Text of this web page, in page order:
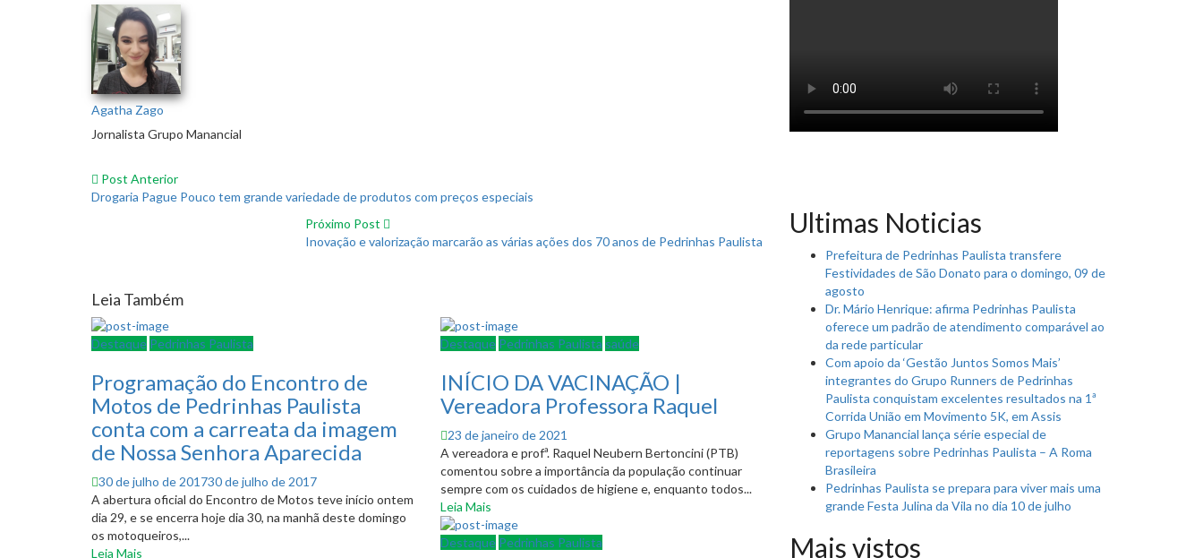
Agatha Zago
Jornalista Grupo Manancial
Post Anterior
Drogaria Pague Pouco tem grande variedade de produtos com preços especiais
Próximo Post
Inovação e valorização marcarão as várias ações dos 70 anos de Pedrinhas Paulista
Leia Também
Destaque Pedrinhas Paulista
Programação do Encontro de
Motos de Pedrinhas Paulista
conta com a carreata da imagem
de Nossa Senhora Aparecida
Posted
on
30 de julho de 201730 de julho de 2017
A abertura oficial do Encontro de Motos teve início ontem
dia 29, e se encerra hoje dia 30, na manhã deste domingo
os motoqueiros,...
Leia Mais
Destaque Pedrinhas Paulista saúde
INÍCIO DA VACINAÇÃO |
Vereadora Professora Raquel
Posted
on
23 de janeiro de 2021
A vereadora e profª. Raquel Neubern Bertoncini (PTB)
comentou sobre a importância da população continuar
sempre com os cuidados de higiene e, enquanto todos...
Leia Mais
Destaque Pedrinhas Paulista
Ultimas Noticias
Prefeitura de Pedrinhas Paulista transfere
Festividades de São Donato para o domingo, 09 de
agosto
Dr. Mário Henrique: afirma Pedrinhas Paulista
oferece um padrão de atendimento comparável ao
da rede particular
Com apoio da ‘Gestão Juntos Somos Mais’
integrantes do Grupo Runners de Pedrinhas
Paulista conquistam excelentes resultados na 1ª
Corrida União em Movimento 5K, em Assis
Grupo Manancial lança série especial de
reportagens sobre Pedrinhas Paulista – A Roma
Brasileira
Pedrinhas Paulista se prepara para viver mais uma
grande Festa Julina da Vila no dia 10 de julho
Mais vistos